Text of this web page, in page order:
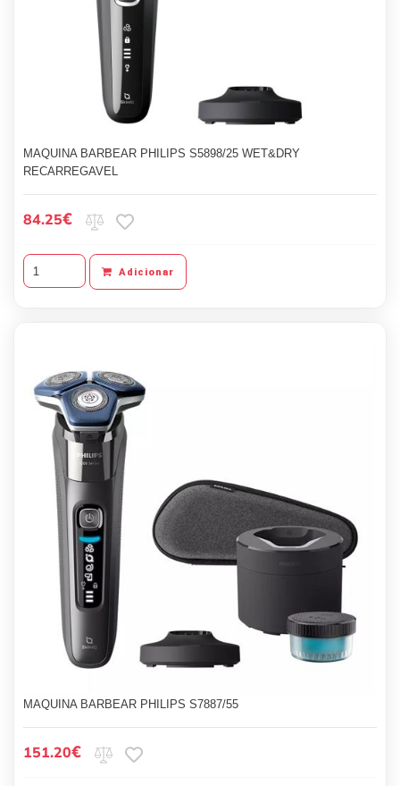
MAQUINA BARBEAR PHILIPS S5898/25 WET&DRY
RECARREGAVEL
84.25€
Adicionar
MAQUINA BARBEAR PHILIPS S7887/55
151.20€